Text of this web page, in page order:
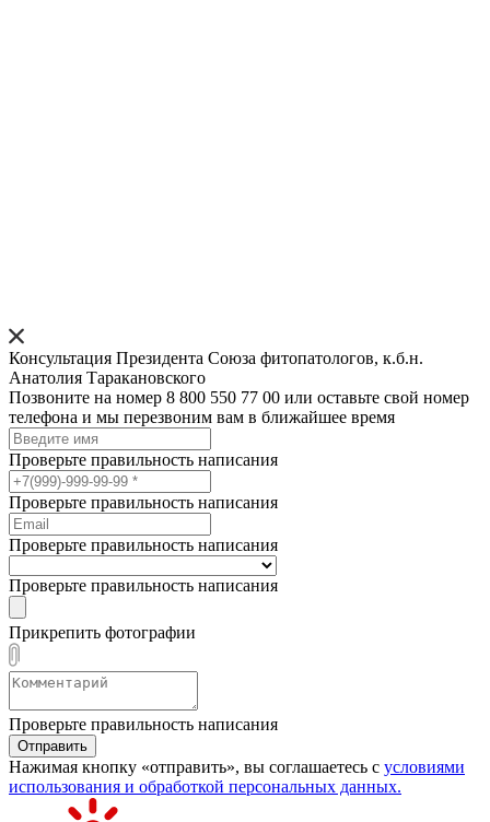
Консультация Президента Союза фитопатологов, к.б.н.
Анатолия Таракановского
Позвоните на номер 8 800 550 77 00 или оставьте свой номер
телефона и мы перезвоним вам в ближайшее время
Проверьте правильность написания
Проверьте правильность написания
Проверьте правильность написания
Проверьте правильность написания
Прикрепить фотографии
Проверьте правильность написания
Отправить
Нажимая кнопку «отправить», вы соглашаетесь с условиями
использования и обработкой персональных данных.